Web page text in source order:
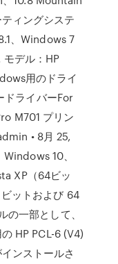
ィングシステ
、Windows 7
デル：HP
用のドライ
ドライバーFor
M701 プリン
• 8月 25,
10、
XP（64ビッ
ットおよび ­64
一部として、
HP PCL-6 (V4)
ンストールさ